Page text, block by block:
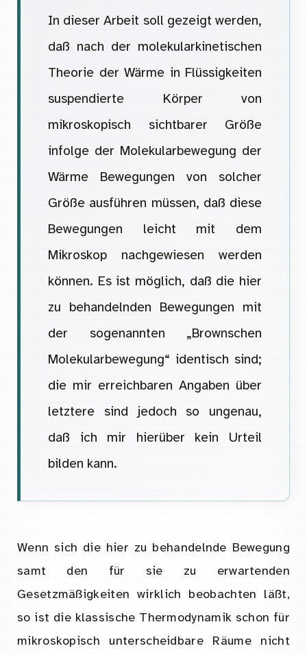
In dieser Arbeit soll gezeigt werden,
daß nach der molekularkinetischen
Theorie der Wärme in Flüssigkeiten
suspendierte Körper von
mikroskopisch sichtbarer Größe
infolge der Molekularbewegung der
Wärme Bewegungen von solcher
Größe ausführen müssen, daß diese
Bewegungen leicht mit dem
Mikroskop nachgewiesen werden
können. Es ist möglich, daß die hier
zu behandelnden Bewegungen mit
der sogenannten „Brownschen
Molekularbewegung“ identisch sind;
die mir erreichbaren Angaben über
letztere sind jedoch so ungenau,
daß ich mir hierüber kein Urteil
bilden kann.
Wenn sich die hier zu behandelnde Bewegung
samt den für sie zu erwartenden
Gesetzmäßigkeiten wirklich beobachten läßt,
so ist die klassische Thermodynamik schon für
mikroskopisch unterscheidbare Räume nicht